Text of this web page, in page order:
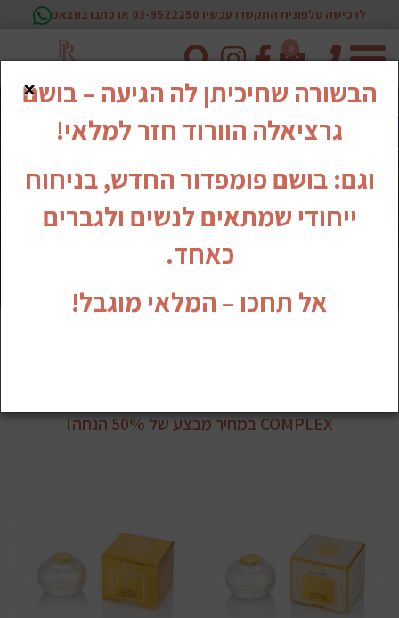
לרכישה טלפונית התקשרו עכשיו 03-9522250 או כתבו בווצאפ
טלפון
0
COMPLEX במחיר מבצע של 50% הנחה!
×
הבשורה שחיכיתן לה הגיעה – בושם
גרציאלה הוורוד חזר למלאי!
וגם: בושם פומפדור החדש, בניחוח
ייחודי שמתאים לנשים ולגברים
כאחד.
אל תחכו – המלאי מוגבל!